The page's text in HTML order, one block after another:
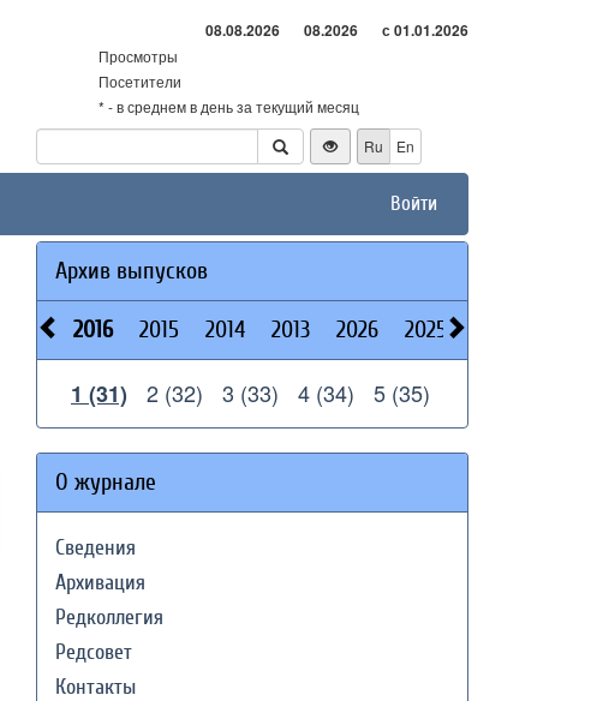
08.08.2026 08.2026 с 01.01.2026
Просмотры
Посетители
* - в среднем в день за текущий месяц
Ru
En
Войти
Архив выпусков
2016 2015 2014 2013 2026 2025
1 (31) 2 (32) 3 (33) 4 (34) 5 (35)
О журнале
Сведения
Архивация
Редколлегия
Редсовет
Контакты